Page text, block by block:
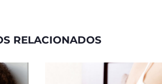
RELACIONADOS